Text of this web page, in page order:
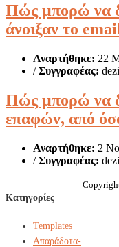
Πώς μπορώ να
άνοιξαν το
Αναρτήθηκε: 22
/ Συγγραφέας:
Πώς μπορώ να
επαφών, από
Αναρτήθηκε: 2
/ Συγγραφέας:
Κατηγορίες
Templates
Απαράδοτα-